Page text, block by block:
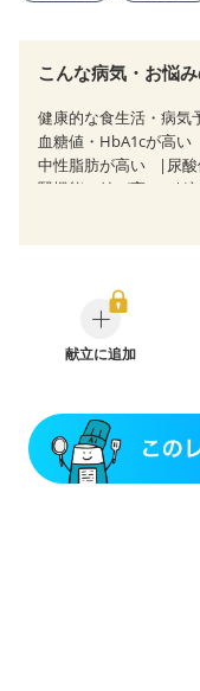
こんな病気・お悩
健康的な食生活・病気
血糖値・HbA1cが高い
中性脂肪が高い
尿
腎機能の値が高い
糖尿病性腎症（第２期）
CKD（ステージ１）
CKD（ステージ３a）
妊娠中(初期)
妊婦健診・血圧が気
妊婦健診・血糖値が気
献立に追加